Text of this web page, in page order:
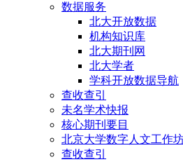
数据服务
北大开放数据
机构知识库
北大期刊网
北大学者
学科开放数据导航
查收查引
未名学术快报
核心期刊要目
北京大学数字人文工作
查收查引